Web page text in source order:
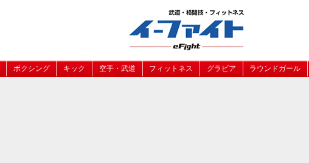
ボクシング キック 空手・武道 フィットネス グラビア ラウンドガール